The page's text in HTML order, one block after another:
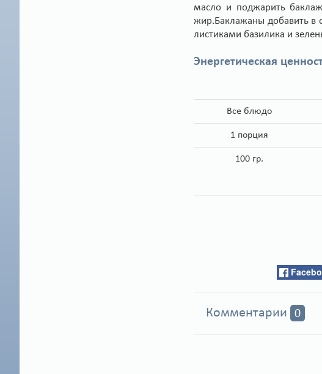
масло и поджарить
жир.Баклажаны добавить в
листиками базилика и
Энергетическая
Все блюдо
1 порция
100 гр.
Комментарии 0